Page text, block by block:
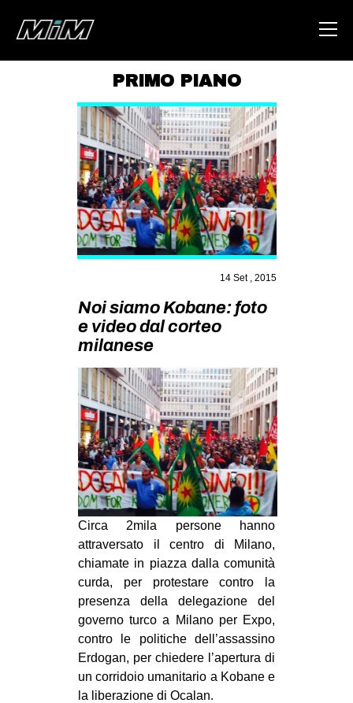
ABOUT
AREA
DEGENERAZIONE
GAZA FREESTYLE
CSOA LAMBRETTA
STUDENTI TSUNAMI
ZAM
MOBILITAZIONI
SPAZI
SPORT POPOLARE
MOVIMENTI
AMBIENTE
ANTIFASCISMO
GENERI
MIGRAZIONI
PRECARIATO
REPRESSIONE
STUDENTI
PRIMO PIANO
14 Set , 2015
Noi siamo Kobane: foto
e video dal corteo
milanese
Circa 2mila persone hanno
attraversato il centro di Milano,
chiamate in piazza dalla comunità
curda, per protestare contro la
presenza della delegazione del
governo turco a Milano per Expo,
contro le politiche dell’assassino
Erdogan, per chiedere l’apertura di
un corridoio umanitario a Kobane e
la liberazione di Ocalan.